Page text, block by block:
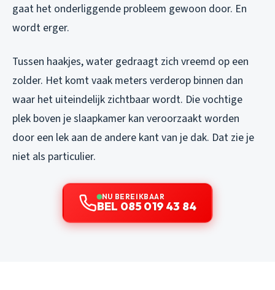
gaat het onderliggende probleem gewoon door. En
wordt erger.
Tussen haakjes, water gedraagt zich vreemd op een
zolder. Het komt vaak meters verderop binnen dan
waar het uiteindelijk zichtbaar wordt. Die vochtige
plek boven je slaapkamer kan veroorzaakt worden
door een lek aan de andere kant van je dak. Dat zie je
niet als particulier.
NU BEREIKBAAR
BEL 085 019 43 84